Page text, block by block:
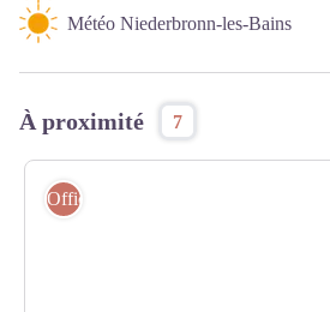
Météo Niederbronn-les-Bains
À proximité 7
Offices de tourisme